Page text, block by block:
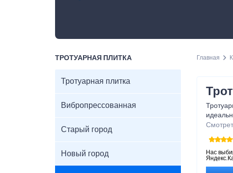
ТРОТУАРНАЯ ПЛИТКА
Тротуарная плитка
Вибропрессованная
Старый город
Новый город
Главная
На
Нас